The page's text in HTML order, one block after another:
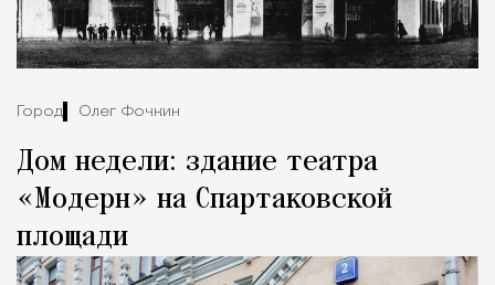
Город Олег Фочкин
Дом недели: здание театра
«Модерн» на Спартаковской
площади